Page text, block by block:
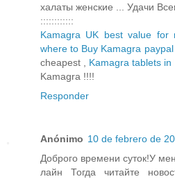
халаты женские ... Удачи
::::::::::::
Kamagra UK best value for
where to Buy Kamagra
cheapest , Kamagra tablets
Kamagra !!!!
Responder
Anónimo 10 de febrero de
Доброго времени суток!У
лайн Тогда читайте